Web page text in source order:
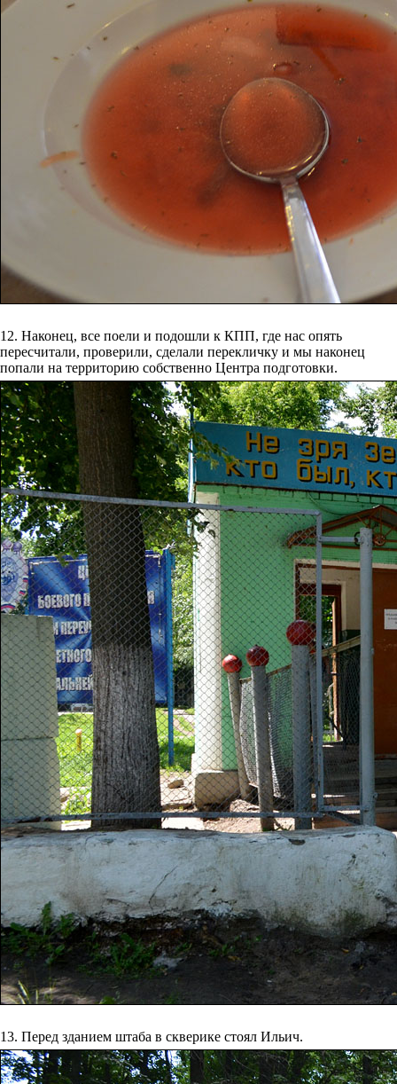
12. Наконец, все поели и подошли к КПП, где нас опять
пересчитали, проверили, сделали перекличку и мы наконец
попали на территорию собственно Центра подготовки.
13. Перед зданием штаба в скверике стоял Ильич.